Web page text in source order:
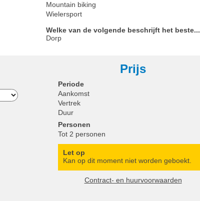
Mountain biking
Wielersport
Welke van de volgende beschrijft het beste...
Dorp
Prijs
Periode
Aankomst
Vertrek
Duur
Personen
Tot 2 personen
Let op
Kan op dit moment niet worden geboekt.
Contract- en huurvoorwaarden